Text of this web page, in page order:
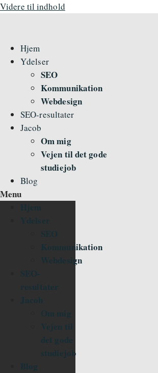
Videre til indhold
Hjem
Ydelser
SEO
Kommunikation
Webdesign
SEO-resultater
Jacob
Om mig
Vejen til det gode
studiejob
Blog
Menu
Hjem
Ydelser
SEO
Kommunikation
Webdesign
SEO-
resultater
Jacob
Om mig
Vejen til
det gode
studiejob
Blog